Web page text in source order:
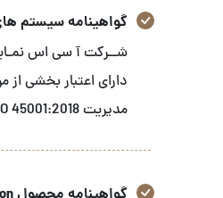
گواهینامه سیستم
مدیریت ISO 9001:2015-ISO 14001:2015-ISO 22000:2018-ISO 45001:2018 می باشد.